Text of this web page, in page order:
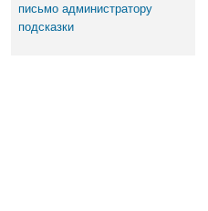
письмо администратору
подсказки